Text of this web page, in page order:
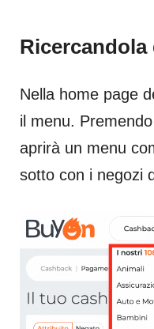
Nella home page
il menu.
aprirà un menu
sotto con i negozi